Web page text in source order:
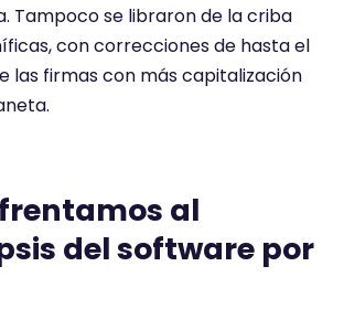
Tampoco se libraron de la criba
con correcciones de hasta el
las firmas con más capitalización
al
del software por